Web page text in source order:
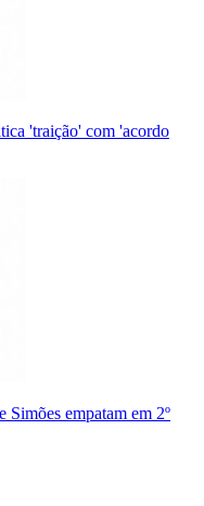
'traição' com 'acordo
empatam em 2º